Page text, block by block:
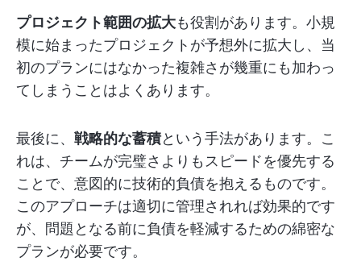
プロジェクト範囲の拡大も役割があります。小規
模に始まったプロジェクトが予想外に拡大し、当
初のプランにはなかった複雑さが幾重にも加わっ
てしまうことはよくあります。
最後に、 戦略的な蓄積という手法があります。こ
れは、チームが完璧さよりもスピードを優先する
ことで、意図的に技術的負債を抱えるものです。
このアプローチは適切に管理されれば効果的です
が、問題となる前に負債を軽減するための綿密な
プランが必要です。